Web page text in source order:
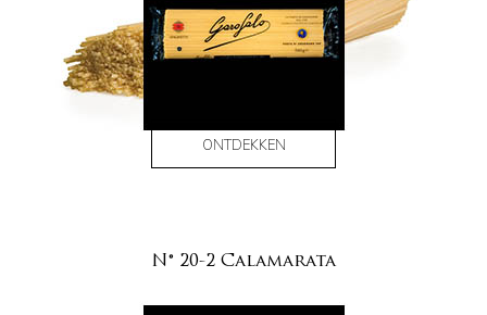
ONTDEKKEN
N° 20-2 Calamarata